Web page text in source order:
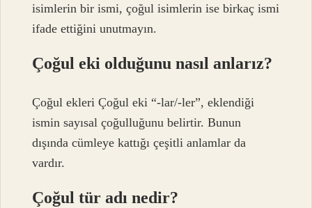
isimlerin bir ismi, çoğul isimlerin ise birkaç ismi
ifade ettiğini unutmayın.
Çoğul eki olduğunu nasıl anlarız?
Çoğul ekleri Çoğul eki “-lar/-ler”, eklendiği
ismin sayısal çoğulluğunu belirtir. Bunun
dışında cümleye kattığı çeşitli anlamlar da
vardır.
Çoğul tür adı nedir?